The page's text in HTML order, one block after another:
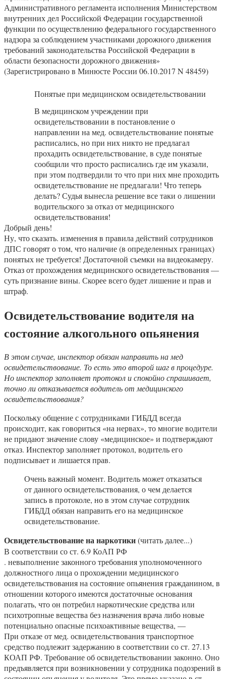
Административного регламента исполнения Министерством
внутренних дел Российской Федерации государственной
функции по осуществлению федерального государственного
надзора за соблюдением участниками дорожного движения
требований законодательства Российской Федерации в
области безопасности дорожного движения»
(Зарегистрировано в Минюсте России 06.10.2017 N 48459)
Понятые при медицинском освидетельствовании
В медицинском учреждении при
освидетельствовании в постановление о
направлении на мед. освидетельствование понятые
расписались, но при них никто не предлагал
прохадить освидетельствование, в суде понятые
сообщили что просто расписались где им указали,
при этом подтвердили то что при них мне проходить
освидетельствование не предлагали! Что теперь
делать? Судья вынесла решение все таки о лишении
водительского за отказ от медицинского
освидетельствования!
Добрый день!
Ну, что сказать. изменения в правила действий сотрудников
ДПС говорят о том, что наличие (в определенных границах)
понятых не требуется! Достаточной съемки на видеокамеру.
Отказ от прохождения медицинского освидетельствования —
суть признание вины. Скорее всего будет лишение и прав и
штраф.
Освидетельствование водителя на
состояние алкогольного опьянения
В этом случае, инспектор обязан направить на мед
освидетельствование. То есть это второй шаг в процедуре.
Но инспектор заполняет протокол и спокойно спрашивает,
точно ли отказывается водитель от медицинского
освидетельствования?
Поскольку общение с сотрудниками ГИБДД всегда
происходит, как говориться «на нервах», то многие водители
не придают значение слову «медицинское» и подтверждают
отказ. Инспектор заполняет протокол, водитель его
подписывает и лишается прав.
Очень важный момент. Водитель может отказаться
от данного освидетельствования, о чем делается
запись в протоколе, но в этом случае сотрудник
ГИБДД обязан направить его на медицинское
освидетельствование.
Освидетельствование на наркотики(читать далее...)
В соответствии со ст. 6.9 КоАП РФ
. невыполнение законного требования уполномоченного
должностного лица о прохождении медицинского
освидетельствования на состояние опьянения гражданином, в
отношении которого имеются достаточные основания
полагать, что он потребил наркотические средства или
психотропные вещества без назначения врача либо новые
потенциально опасные психоактивные вещества, —
При отказе от мед. освидетельствования транспортное
средство подлежит задержанию в соответствии со ст. 27.13
КОАП РФ. Требование об освидетельствовании законно. Оно
предъявляется при возникновении у сотрудника подозрений в